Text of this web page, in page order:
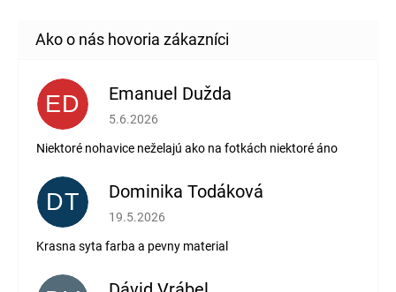
ED Emanuel Dužda
Hodnotenie obchodu je 2 z 5 hviezdičiek.
5.6.2026
Niektoré nohavice neželajú ako na fotkách niektoré áno
DT Dominika Todáková
Hodnotenie obchodu je 5 z 5 hviezdičiek.
19.5.2026
Krasna syta farba a pevny material